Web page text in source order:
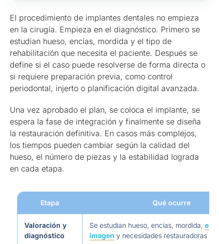
El procedimiento de implantes dentales no empieza
en la cirugía. Empieza en el diagnóstico. Primero se
estudian hueso, encías, mordida y el tipo de
rehabilitación que necesita el paciente. Después se
define si el caso puede resolverse de forma directa o
si requiere preparación previa, como control
periodontal, injerto o planificación digital avanzada.
Una vez aprobado el plan, se coloca el implante, se
espera la fase de integración y finalmente se diseña
la restauración definitiva. En casos más complejos,
los tiempos pueden cambiar según la calidad del
hueso, el número de piezas y la estabilidad lograda
en cada etapa.
Etapa Qué ocurre
Valoración y
diagnóstico
Se estudian hueso, encías, mordida,
imagen y necesidades restauradoras